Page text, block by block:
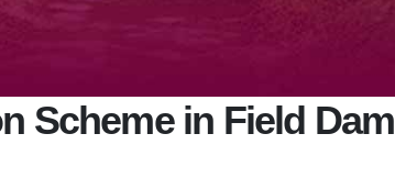
Scheme in Field Dam